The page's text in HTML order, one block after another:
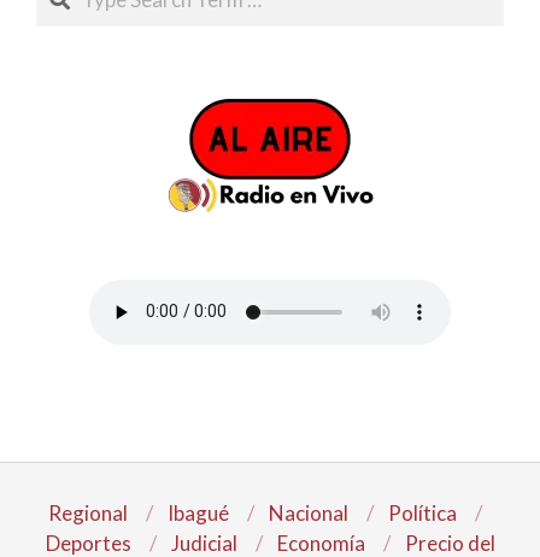
Regional Ibagué Nacional
Política
Deportes
Judicial Economía Precio del